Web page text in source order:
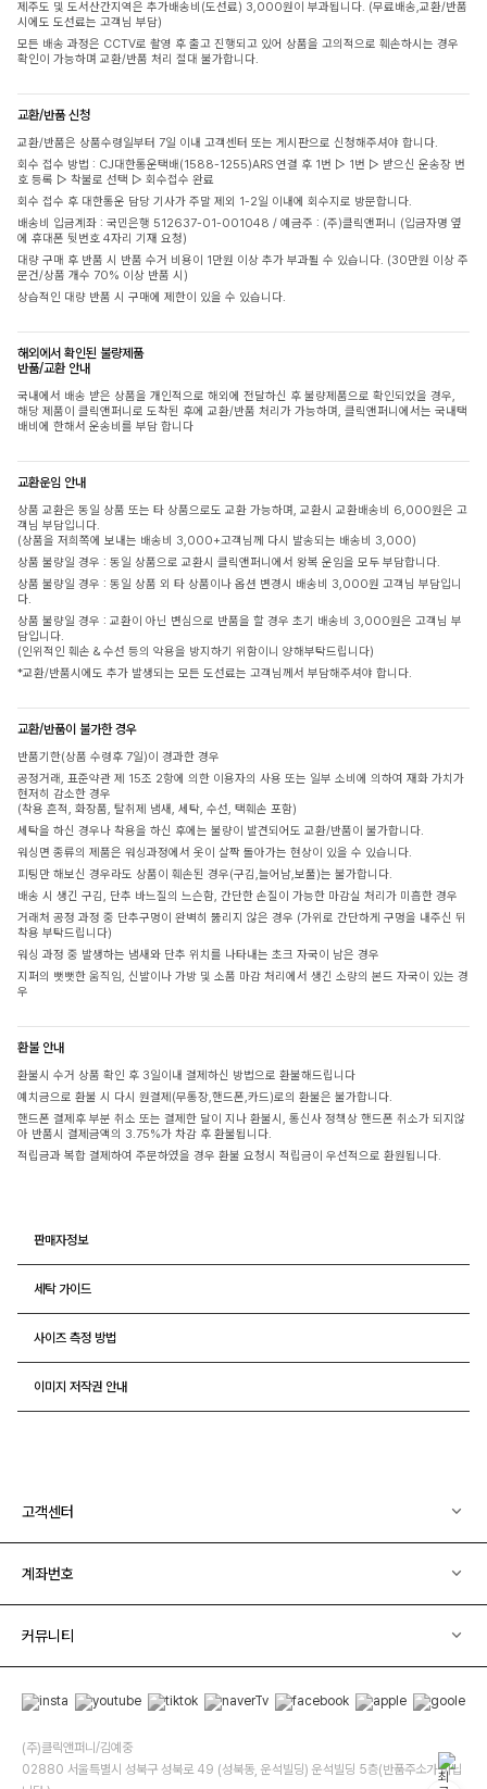
제주도 및 도서산간지역은 추가배송비(도선료) 3,000원이 부과됩니다. (무료배송,교환/반품
시에도 도선료는 고객님 부담)
모든 배송 과정은 CCTV로 촬영 후 출고 진행되고 있어 상품을 고의적으로 훼손하시는 경우
확인이 가능하며 교환/반품 처리 절대 불가합니다.
교환/반품 신청
교환/반품은 상품수령일부터 7일 이내 고객센터 또는 게시판으로 신청해주셔야 합니다.
회수 접수 방법 : CJ대한통운택배(1588-1255)ARS 연결 후 1번 ▷ 1번 ▷ 받으신 운송장 번
호 등록 ▷ 착불로 선택 ▷ 회수접수 완료
회수 접수 후 대한통운 담당 기사가 주말 제외 1-2일 이내에 회수지로 방문합니다.
배송비 입금계좌 : 국민은행 512637-01-001048 / 예금주 : (주)클릭앤퍼니 (입금자명 옆
에 휴대폰 뒷번호 4자리 기재 요청)
대량 구매 후 반품 시 반품 수거 비용이 1만원 이상 추가 부과될 수 있습니다. (30만원 이상 주
문건/상품 개수 70% 이상 반품 시)
상습적인 대량 반품 시 구매에 제한이 있을 수 있습니다.
해외에서 확인된 불량제품
반품/교환 안내
국내에서 배송 받은 상품을 개인적으로 해외에 전달하신 후 불량제품으로 확인되었을 경우,
해당 제품이 클릭앤퍼니로 도착된 후에 교환/반품 처리가 가능하며, 클릭앤퍼니에서는 국내택
배비에 한해서 운송비를 부담 합니다
교환운임 안내
상품 교환은 동일 상품 또는 타 상품으로도 교환 가능하며, 교환시 교환배송비 6,000원은 고
객님 부담입니다.
(상품을 저희쪽에 보내는 배송비 3,000+고객님께 다시 발송되는 배송비 3,000)
상품 불량일 경우 : 동일 상품으로 교환시 클릭앤퍼니에서 왕복 운임을 모두 부담합니다.
상품 불량일 경우 : 동일 상품 외 타 상품이나 옵션 변경시 배송비 3,000원 고객님 부담입니
다.
상품 불량일 경우 : 교환이 아닌 변심으로 반품을 할 경우 초기 배송비 3,000원은 고객님 부
담입니다.
(인위적인 훼손 & 수선 등의 악용을 방지하기 위함이니 양해부탁드립니다)
*교환/반품시에도 추가 발생되는 모든 도선료는 고객님께서 부담해주셔야 합니다.
교환/반품이 불가한 경우
반품기한(상품 수령후 7일)이 경과한 경우
공정거래, 표준약관 제 15조 2항에 의한 이용자의 사용 또는 일부 소비에 의하여 재화 가치가
현저히 감소한 경우
(착용 흔적, 화장품, 탈취제 냄새, 세탁, 수선, 택훼손 포함)
세탁을 하신 경우나 착용을 하신 후에는 불량이 발견되어도 교환/반품이 불가합니다.
워싱면 종류의 제품은 워싱과정에서 옷이 살짝 돌아가는 현상이 있을 수 있습니다.
피팅만 해보신 경우라도 상품이 훼손된 경우(구김,늘어남,보풀)는 불가합니다.
배송 시 생긴 구김, 단추 바느질의 느슨함, 간단한 손질이 가능한 마감실 처리가 미흡한 경우
거래처 공정 과정 중 단추구멍이 완벽히 뚫리지 않은 경우 (가위로 간단하게 구멍을 내주신 뒤
착용 부탁드립니다)
워싱 과정 중 발생하는 냄새와 단추 위치를 나타내는 초크 자국이 남은 경우
지퍼의 뻣뻣한 움직임, 신발이나 가방 및 소품 마감 처리에서 생긴 소량의 본드 자국이 있는 경
우
환불 안내
환불시 수거 상품 확인 후 3일이내 결제하신 방법으로 환불해드립니다
예치금으로 환불 시 다시 원결제(무통장,핸드폰,카드)로의 환불은 불가합니다.
핸드폰 결제후 부분 취소 또는 결제한 달이 지나 환불시, 통신사 정책상 핸드폰 취소가 되지않
아 반품시 결제금액의 3.75%가 차감 후 환불됩니다.
적립금과 복합 결제하여 주문하였을 경우 환불 요청시 적립금이 우선적으로 환원됩니다.
판매자정보
세탁 가이드
사이즈 측정 방법
이미지 저작권 안내
고객센터
계좌번호
커뮤니티
(주)클릭앤퍼니/김예중
02880 서울특별시 성북구 성북로 49 (성북동, 운석빌딩) 운석빌딩 5층(반품주소가 아닙